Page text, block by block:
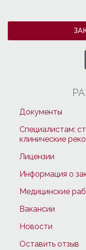
Документы
Специалистам:
клинические
Лицензии
Информация о
Медицинские
Вакансии
Новости
Оставить отзыв